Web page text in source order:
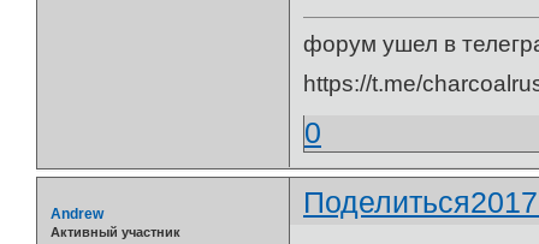
форум ушел в
https://t.me/
0
Поделиться
Andrew
Активный участник